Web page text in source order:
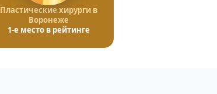
Пластические хирурги в
Воронеже
1-е место в рейтинге